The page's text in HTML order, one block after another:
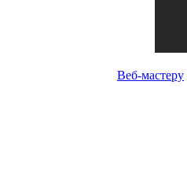
Веб-мастеру